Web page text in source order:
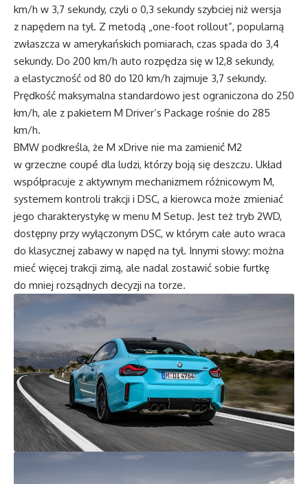
km/h w 3,7 sekundy, czyli o 0,3 sekundy szybciej niż wersja
z napędem na tył. Z metodą „one-foot rollout”, popularną
zwłaszcza w amerykańskich pomiarach, czas spada do 3,4
sekundy. Do 200 km/h auto rozpędza się w 12,8 sekundy,
a elastyczność od 80 do 120 km/h zajmuje 3,7 sekundy.
Prędkość maksymalna standardowo jest ograniczona do 250
km/h, ale z pakietem M Driver’s Package rośnie do 285
km/h.
BMW podkreśla, że M xDrive nie ma zamienić M2
w grzeczne coupé dla ludzi, którzy boją się deszczu. Układ
współpracuje z aktywnym mechanizmem różnicowym M,
systemem kontroli trakcji i DSC, a kierowca może zmieniać
jego charakterystykę w menu M Setup. Jest też tryb 2WD,
dostępny przy wyłączonym DSC, w którym całe auto wraca
do klasycznej zabawy w napęd na tył. Innymi słowy: można
mieć więcej trakcji zimą, ale nadal zostawić sobie furtkę
do mniej rozsądnych decyzji na torze.